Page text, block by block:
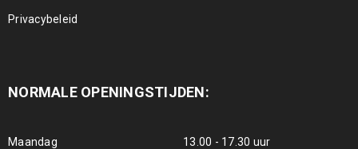
Privacybeleid
NORMALE OPENINGSTIJDEN:
Maandag 13.00 - 17.30 uur